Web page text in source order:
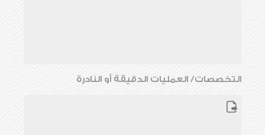
التخصصات/ العمليات الدقيقة أو النادرة